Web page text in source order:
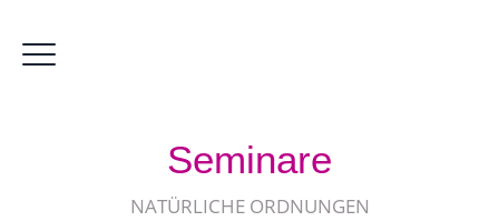
Seminare
NATÜRLICHE ORDNUNGEN